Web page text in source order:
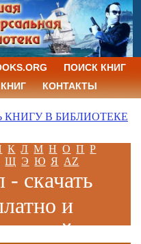
ПОИСК КНИГ
КОНТАКТЫ
КНИГУ В БИБЛИОТЕКЕ
К Л М Н О П Р
Щ Э Ю Я AZ
скачать
и
онлайн